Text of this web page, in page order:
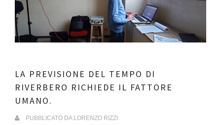
LA PREVISIONE DEL TEMPO DI
RIVERBERO RICHIEDE IL FATTORE
UMANO.
PUBBLICATO DA LORENZO RIZZI